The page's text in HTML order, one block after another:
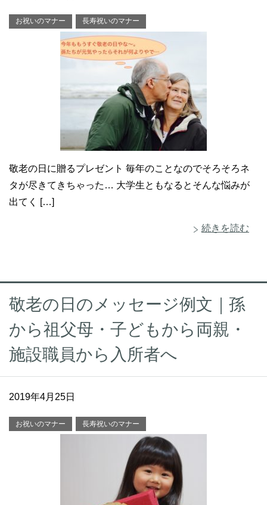
お祝いのマナー 長寿祝いのマナー
敬老の日に贈るプレゼント 毎年のことなのでそろそろネ
タが尽きてきちゃった… 大学生ともなるとそんな悩みが
出てく […]
続きを読む
敬老の日のメッセージ例文｜孫
から祖父母・子どもから両親・
施設職員から入所者へ
2019年4月25日
お祝いのマナー 長寿祝いのマナー